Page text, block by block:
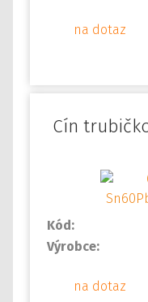
na dotaz
Cín trubičkový Sn60Pb40E pr.1,0
Kód:
Výrobce:
na dotaz